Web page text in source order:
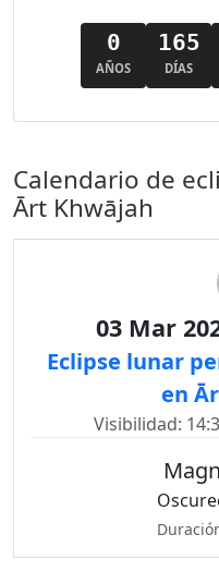
0
AÑOS
165
DÍAS
Calendario de
Ārt Khwājah
03 Mar
Eclipse lunar
en
Visibilidad: